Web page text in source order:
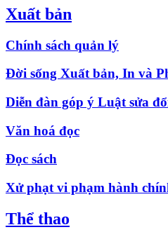
Xuất bản
Chính sách quản lý
Đời sống Xuất bản, In và
Diễn đàn góp ý Luật sửa
Văn hoá đọc
Đọc sách
Xử phạt vi phạm hành
Thể thao